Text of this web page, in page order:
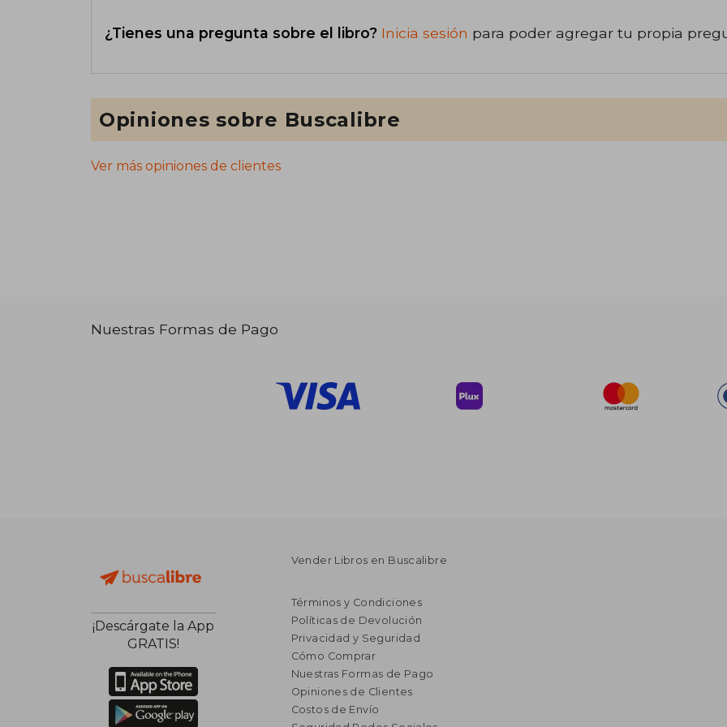
¿Tienes una pregunta sobre el libro? Inicia sesión para poder agregar tu propia
Opiniones sobre Buscalibre
Ver más opiniones de clientes
Nuestras Formas de Pago
¡Descárgate la App
GRATIS!
Vender Libros en Buscalibre
Términos y Condiciones
Políticas de Devolución
Privacidad y Seguridad
Cómo Comprar
Nuestras Formas de Pago
Opiniones de Clientes
Costos de Envío